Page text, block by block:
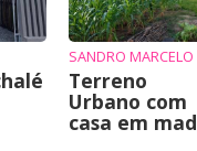
Terreno
Urbano com
casa em mad